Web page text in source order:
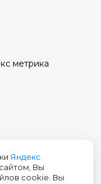
метрика
Яндекс
Вы
cookie. Вы